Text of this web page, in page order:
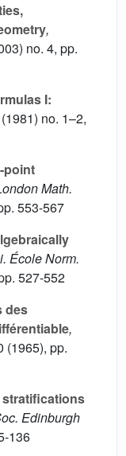
,
no. 4, pp.
I:
(1981) no. 1–2,
point
Math.
553-567
École Norm.
527-552
des
,
(1965), pp.
stratifications
Edinburgh
136